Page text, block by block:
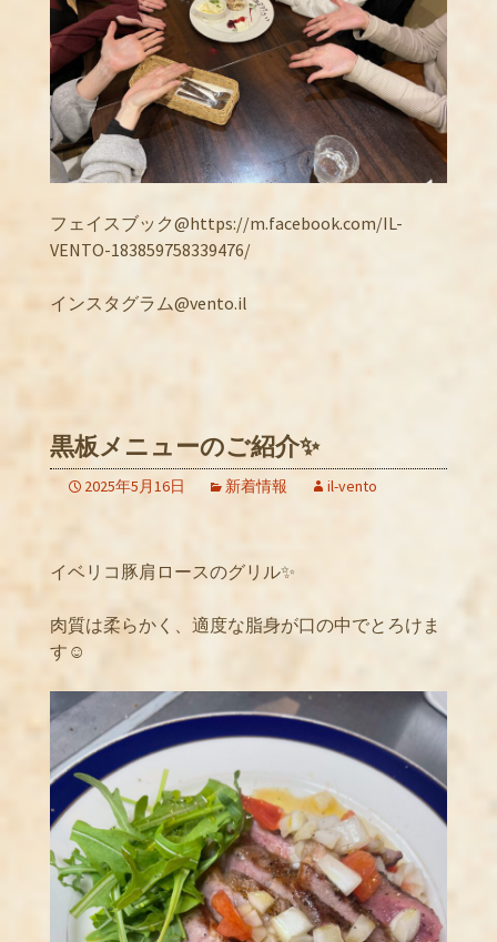
フェイスブック@https://m.facebook.com/IL-
VENTO-183859758339476/
インスタグラム@vento.il
黒板メニューのご紹介✨
2025年5月16日 新着情報 il-vento
イベリコ豚肩ロースのグリル✨
肉質は柔らかく、適度な脂身が口の中でとろけま
す☺️